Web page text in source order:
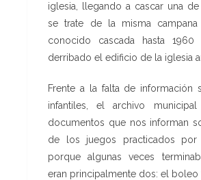
iglesia, llegando a cascar una
se trate de la misma
conocido cascada hasta
derribado el edificio de la iglesia
Frente a la falta de información
infantiles, el archivo
documentos que nos informan
de los juegos practicados por
porque algunas veces
eran principalmente dos: el boleo